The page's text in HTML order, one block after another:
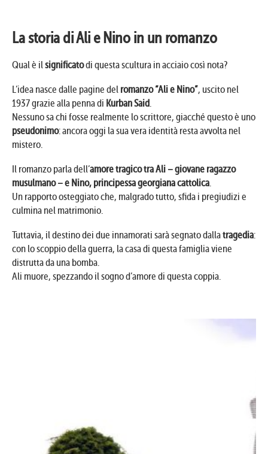
La storia di Ali e Nino in un romanzo
Qual è ilsignificatodi questa scultura in acciaio così nota?
L’idea nasce dalle pagine del romanzo “Ali e Nino”, uscito nel
1937 grazie alla penna di Kurban Said.
Nessuno sa chi fosse realmente lo scrittore, giacché questo è uno
pseudonimo: ancora oggi la sua vera identità resta avvolta nel
mistero.
Il romanzo parla dell’amore tragico tra Ali – giovane ragazzo
musulmano – e Nino, principessa georgiana cattolica.
Un rapporto osteggiato che, malgrado tutto, sfida i pregiudizi e
culmina nel matrimonio.
Tuttavia, il destino dei due innamorati sarà segnato dallatragedia:
con lo scoppio della guerra, la casa di questa famiglia viene
distrutta da una bomba.
Ali muore, spezzando il sogno d’amore di questa coppia.